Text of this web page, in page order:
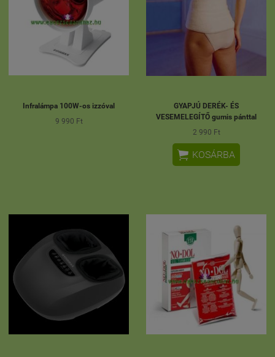
Infralámpa 100W-os izzóval
9 990 Ft
GYAPJÚ DERÉK- ÉS
VESEMELEGÍTŐ gumis pánttal
2 990 Ft
 KOSÁRBA